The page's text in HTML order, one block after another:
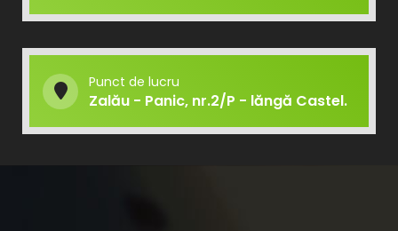
Punct de lucru
Zalău - Panic, nr.2/P - lăngă Castel.